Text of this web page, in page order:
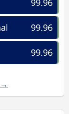
99.96
99.96
99.96